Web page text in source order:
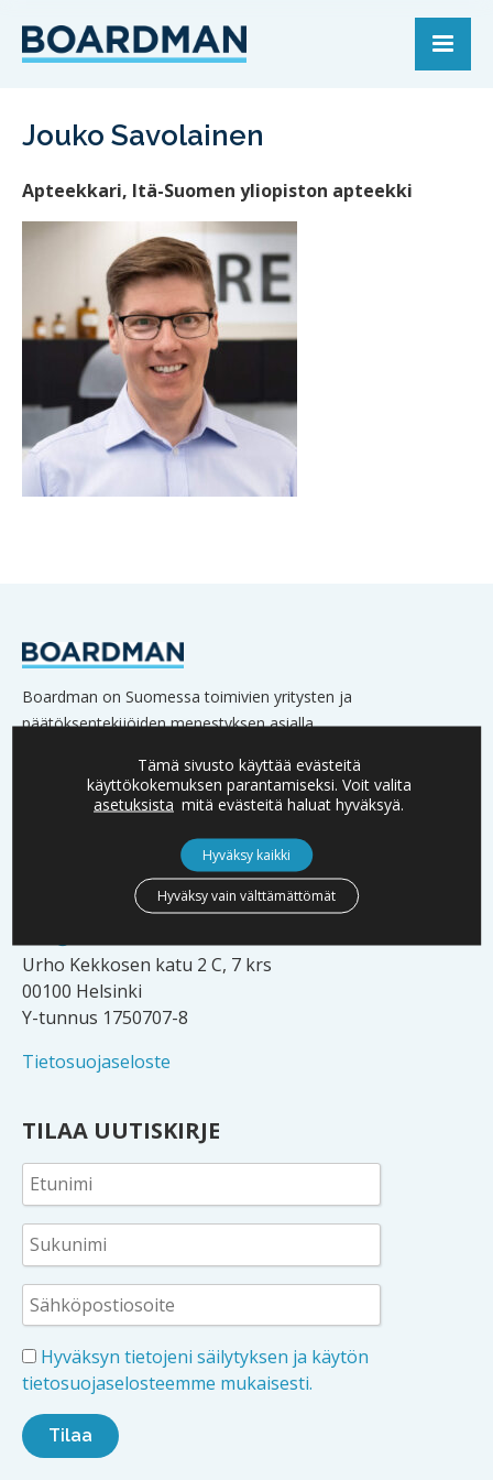
Jouko Savolainen
Apteekkari, Itä-Suomen yliopiston apteekki
Boardman on Suomessa toimivien yritysten ja
päätöksentekijöiden menestyksen asialla.
hallitusten jäseniä sekä johtoa.
YHTEYSTIEDOT
Urho Kekkosen katu 2 C, 7 krs
00100 Helsinki
Y-tunnus 1750707-8
Tietosuojaseloste
TILAA UUTISKIRJE
Hyväksyn tietojeni säilytyksen ja käytön
tietosuojaselosteemme mukaisesti.
Tämä sivusto käyttää evästeitä
käyttökokemuksen parantamiseksi. Voit valita
asetuksista mitä evästeitä haluat hyväksyä.
Hyväksy kaikki
Hyväksy vain välttämättömät